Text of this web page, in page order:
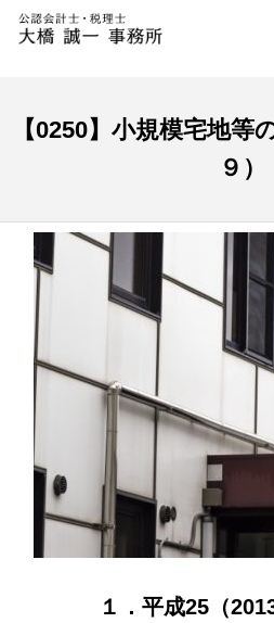
【0250】小規模宅地等
９）
１．平成25（